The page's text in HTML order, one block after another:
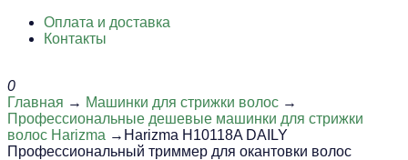
Оплата и доставка
Контакты
0
Главная → Машинки для стрижки волос →
Профессиональные дешевые машинки для стрижки
волос Harizma →Harizma H10118A DAILY
Профессиональный триммер для окантовки волос